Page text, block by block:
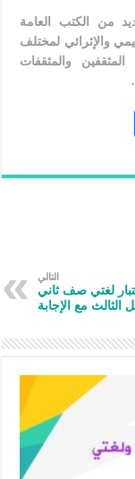
من الكتب العامة
والإثرائي لمختلف
المثقفين والمثقفات
ar
التالي
لغتي صف ثاني
مع الإجابة